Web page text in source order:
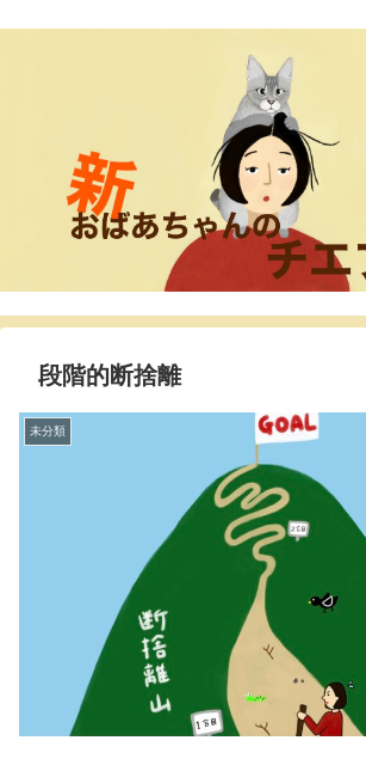
段階的断捨離
未分類